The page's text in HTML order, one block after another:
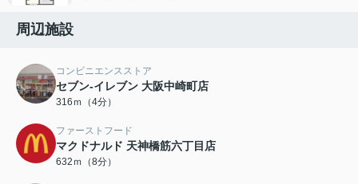
周辺施設
コンビニエンスストア
セブン-イレブン 大阪中崎町店
316ｍ（4分）
ファーストフード
マクドナルド 天神橋筋六丁目店
632ｍ（8分）